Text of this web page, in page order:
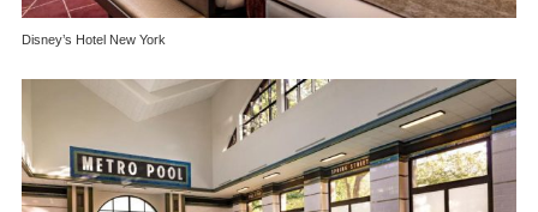
Disney’s Hotel New York